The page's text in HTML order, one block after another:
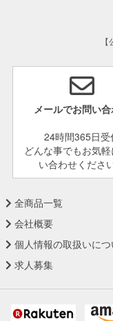
メールでお問い
24時間365日受
どんな事でもお気
い合わせください
全商品一覧
会社概要
個人情報の取扱いにつ
求人募集